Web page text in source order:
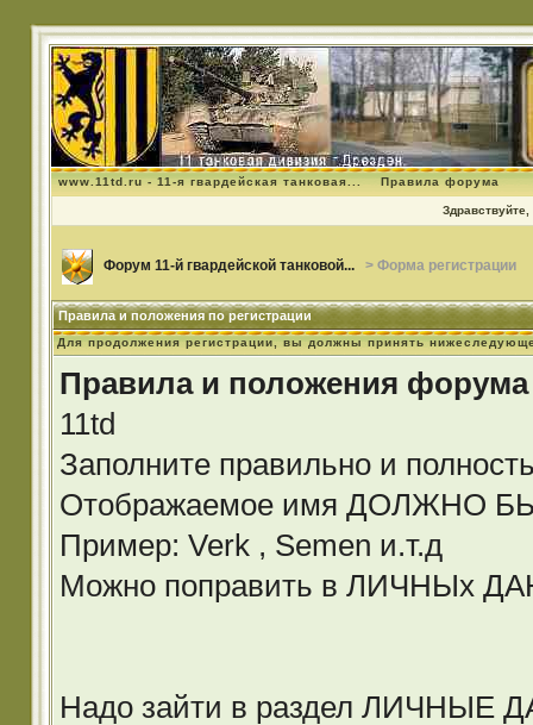
www.11td.ru - 11-я гвардейская танковая... Правила форума
Здравствуйте,
Форум 11-й гвардейской танковой... > Форма регистрации
Правила и положения по регистрации
Для продолжения регистрации, вы должны принять
Правила и положения форума
11td
Заполните правильно и
Отображаемое имя ДОЛЖНО
Пример: Verk , Semen и.т.д
Можно поправить в ЛИЧНЫх
Надо зайти в раздел ЛИЧНЫЕ